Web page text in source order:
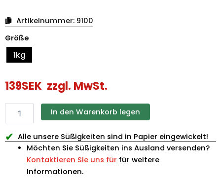
Artikelnummer: 9100
Größe
1kg
139SEK zzgl. MwSt.
Original
Creamy
Filling
In den Warenkorb legen
✔ Alle unsere Süßigkeiten sind in Papier eingewickelt!
Möchten Sie Süßigkeiten ins Ausland versenden?
Kontaktieren Sie uns für für weitere
Informationen.